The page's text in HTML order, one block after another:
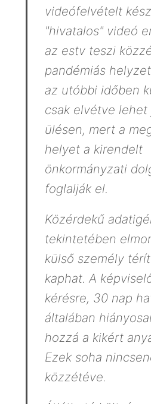
videófelvételt
"hivatalos" videó
az estv teszi
pandémiás
az utóbbi időben
csak elvétve
ülésen, mert a
helyet a kirendelt
önkormányzati
foglalják el.
Közérdekű
tekintetében
külső személy
kaphat. A
kérésre, 30 nap
általában
hozzá a kikért
Ezek soha
közzétéve.